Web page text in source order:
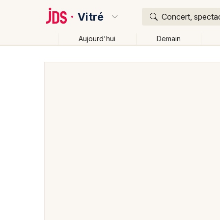
Vitré Concert,
Aujourd'hui Demain